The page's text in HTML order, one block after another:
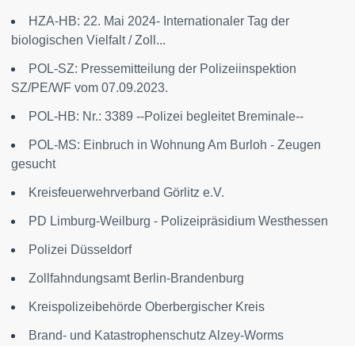
HZA-HB: 22. Mai 2024- Internationaler Tag der
biologischen Vielfalt / Zoll...
POL-SZ: Pressemitteilung der Polizeiinspektion
SZ/PE/WF vom 07.09.2023.
POL-HB: Nr.: 3389 --Polizei begleitet Breminale--
POL-MS: Einbruch in Wohnung Am Burloh - Zeugen
gesucht
Kreisfeuerwehrverband Görlitz e.V.
PD Limburg-Weilburg - Polizeipräsidium Westhessen
Polizei Düsseldorf
Zollfahndungsamt Berlin-Brandenburg
Kreispolizeibehörde Oberbergischer Kreis
Brand- und Katastrophenschutz Alzey-Worms